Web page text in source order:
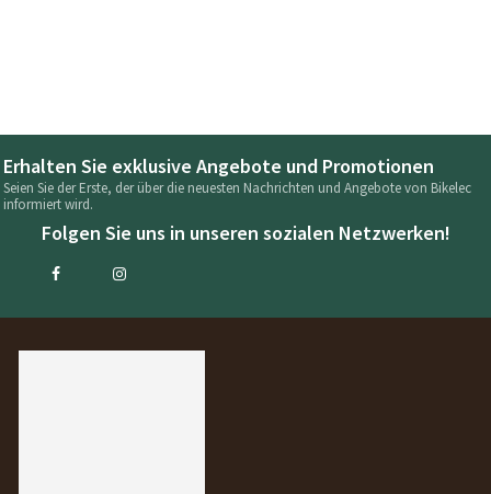
Erhalten Sie exklusive Angebote und Promotionen
Seien Sie der Erste, der über die neuesten Nachrichten und Angebote von Bikelec
informiert wird.
Folgen Sie uns in unseren sozialen Netzwerken!